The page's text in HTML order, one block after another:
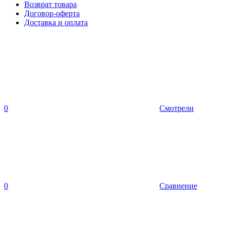
Возврат товара
Договор-оферта
Доставка и оплата
0 Смотрели
0 Сравнение